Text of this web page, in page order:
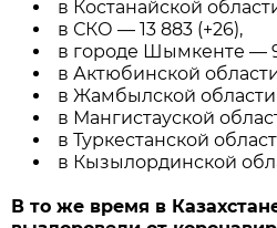
в Костанайской
в СКО — 13 883 (+26),
в городе Шымкенте —
в Актюбинской
в Жамбылской области
в Мангистауской
в Туркестанской
в Кызылординской
В то же время в